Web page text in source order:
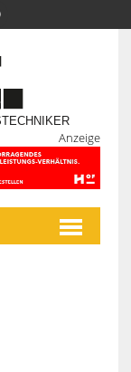
Anzeige